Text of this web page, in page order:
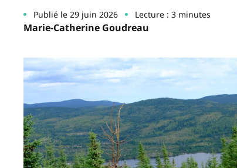
Publié le 29 juin 2026 Lecture : 3 minutes
Marie-Catherine Goudreau